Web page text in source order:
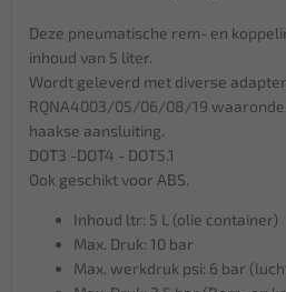
Deze pneumatische rem- en
inhoud van 5 liter.
Wordt geleverd met diverse
RQNA4003/05/06/08/19
haakse aansluiting.
DOT3 -DOT4 - DOT5.1
Ook geschikt voor ABS.
Inhoud ltr: 5 L (olie container)
Max. Druk: 10 bar
Max. werkdruk psi: 6 bar